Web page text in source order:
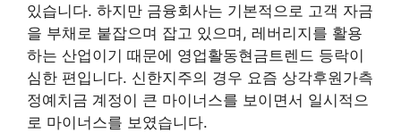
있습니다. 하지만 금융회사는 기본적으로 고객 자금
을 부채로 붙잡으며 잡고 있으며, 레버리지를 활용
하는 산업이기 때문에 영업활동현금트렌드 등락이
심한 편입니다. 신한지주의 경우 요즘 상각후원가측
정예치금 계정이 큰 마이너스를 보이면서 일시적으
로 마이너스를 보였습니다.